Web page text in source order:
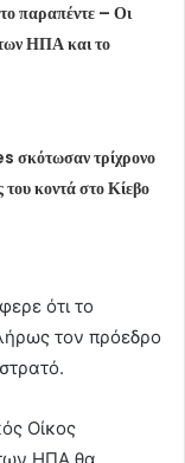
παραπέντε – Οι
των ΗΠΑ και το
σκότωσαν τρίχρονο
του κοντά στο Κίεβο
ότι το
τον πρόεδρο
Οίκος